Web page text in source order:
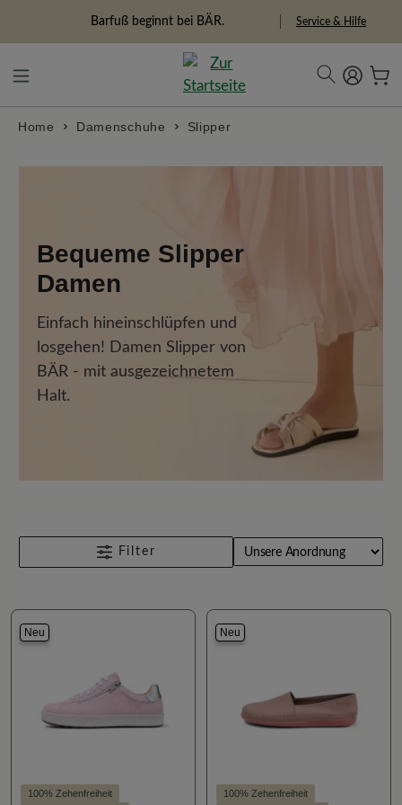
Barfuß beginnt bei BÄR. Service & Hilfe
Home Damenschuhe Slipper
Bequeme Slipper
Damen
Einfach hineinschlüpfen und
losgehen! Damen Slipper von
BÄR - mit ausgezeichnetem
Halt.
Filter
Neu
100% Zehenfreiheit
Neu
100% Zehenfreiheit